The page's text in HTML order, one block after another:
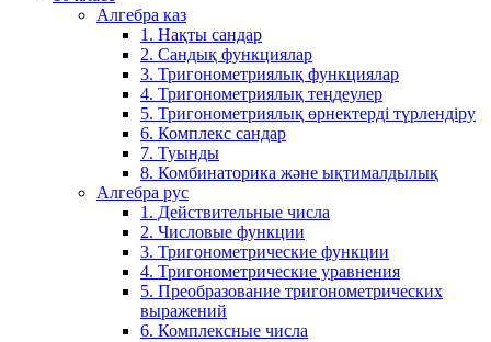
Алгебра каз
1. Нақты сандар
2. Сандық функциялар
3. Тригонометриялық функциялар
4. Тригонометриялық теңдеулер
5. Тригонометриялық өрнектерді түрлендіру
6. Комплекс сандар
7. Туынды
8. Комбинаторика және ықтималдылық
Алгебра рус
1. Действительные числа
2. Числовые функции
3. Тригонометрические функции
4. Тригонометрические уравнения
5. Преобразование тригонометрических
выражений
6. Комплексные числа